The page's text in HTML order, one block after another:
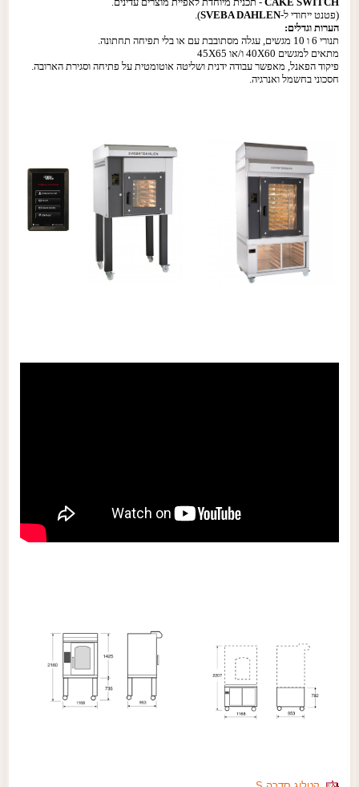
(פטנט ייחודי ל-SVEBA DAHLEN
).
הערות וגדלים:
תנורי 6 ו 10 מגשים, עגלה מסתובבת עם או בלי תפיחה תחתונה.
מתאים למגשים 40X60 ו/או 45X65
פיקוד הפאנל, מאפשר עבודה ידנית ושליטה אוטומטית על פתיחה וסגירת הארובה.
חסכוני בחשמל ואנרגיה.